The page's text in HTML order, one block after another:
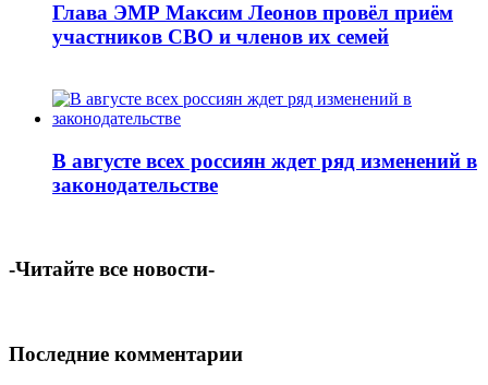
Глава ЭМР Максим Леонов провёл приём
участников СВО и членов их семей
В августе всех россиян ждет ряд изменений в
законодательстве
-Читайте все новости-
Последние комментарии